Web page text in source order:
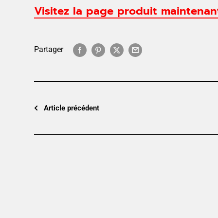
Visitez la page produit
Partager
Article précédent